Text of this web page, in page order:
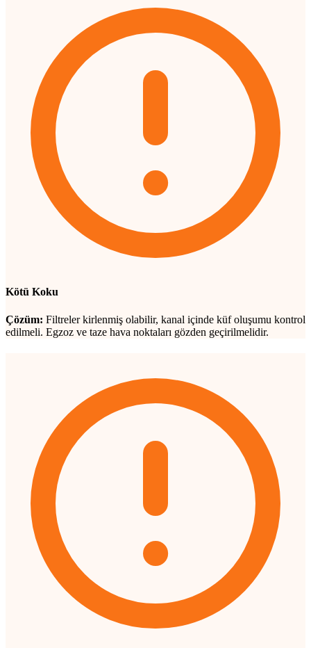
Kötü Koku
Çözüm: Filtreler kirlenmiş olabilir, kanal içinde küf oluşumu kontrol
edilmeli. Egzoz ve taze hava noktaları gözden geçirilmelidir.